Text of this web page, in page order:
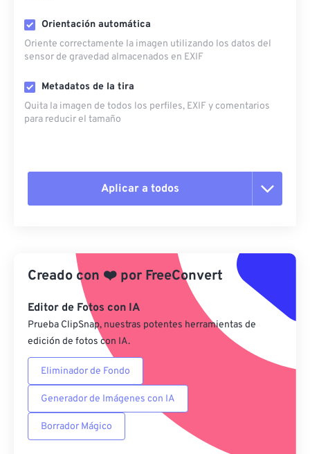
Orientación automática
Oriente correctamente la imagen utilizando los datos del
sensor de gravedad almacenados en EXIF
Metadatos de la tira
Quita la imagen de todos los perfiles, EXIF ​​y comentarios
para reducir el tamaño
Aplicar a todos
Aplicar desde el ajuste preestablecido
Guardar como preestablecido
Creado con ❤️ por FreeConvert
Editor de Fotos con IA
Prueba ClipSnap, nuestras potentes herramientas de
edición de fotos con IA.
Eliminador de Fondo
Generador de Imágenes con IA
Borrador Mágico